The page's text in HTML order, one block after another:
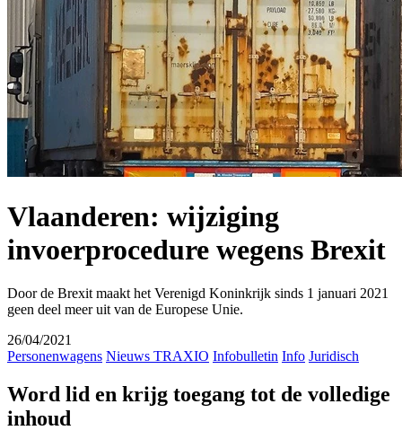
Vlaanderen: wijziging
invoerprocedure wegens Brexit
Door de Brexit maakt het Verenigd Koninkrijk sinds 1 januari 2021
geen deel meer uit van de Europese Unie.
26/04/2021
Personenwagens Nieuws TRAXIO Infobulletin Info Juridisch
Word lid en krijg toegang tot de volledige
inhoud